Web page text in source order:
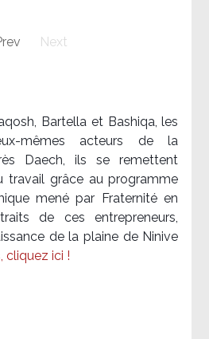
Next
Bartella et Bashiqa, les
mêmes acteurs de la
Daech, ils se remettent
travail grâce au programme
mené par Fraternité en
de ces entrepreneurs,
de la plaine de Ninive
cliquez ici !